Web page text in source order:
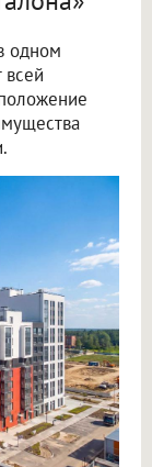
одном